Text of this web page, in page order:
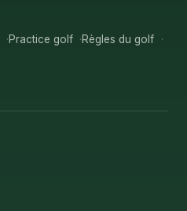
Practice golf
Règles du golf